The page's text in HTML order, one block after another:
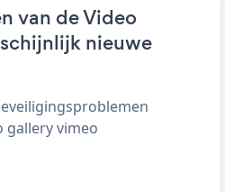
van de Video
nieuwe
gallery vimeo